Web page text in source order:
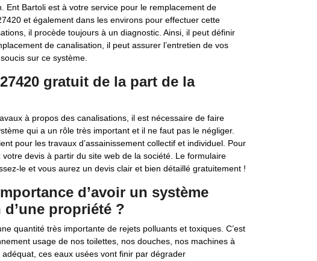
Ent Bartoli est à votre service pour le remplacement de
et également dans les environs pour effectuer cette
il procède toujours à un diagnostic. Ainsi, il peut définir
de canalisation, il peut assurer l’entretien de vos
sur ce système.
gratuit de la part de la
à propos des canalisations, il est nécessaire de faire
qui a un rôle très important et il ne faut pas le négliger.
pour les travaux d’assainissement collectif et individuel. Pour
devis à partir du site web de la société. Le formulaire
le et vous aurez un devis clair et bien détaillé gratuitement !
d’avoir un système
d’une propriété ?
quantité très importante de rejets polluants et toxiques. C’est
usage de nos toilettes, nos douches, nos machines à
ces eaux usées vont finir par dégrader